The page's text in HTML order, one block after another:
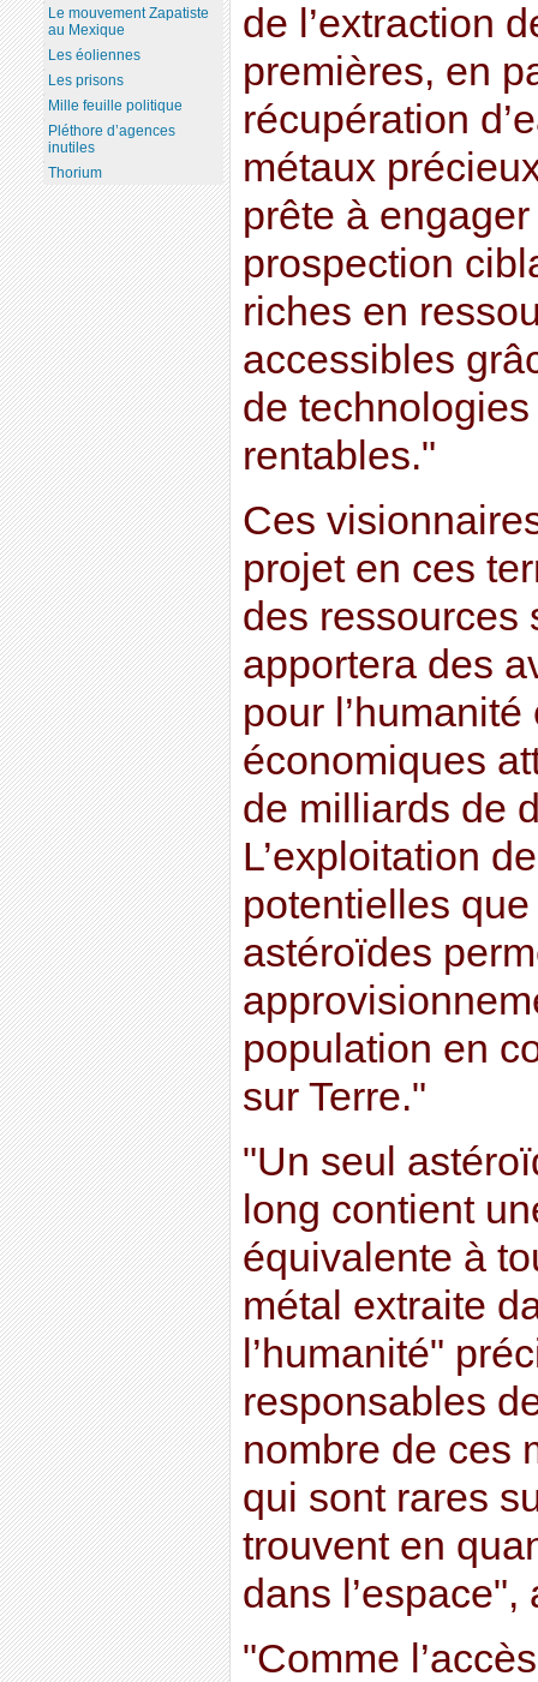
de l’extraction
premières, en
récupération
métaux
prête à
prospection
riches en
accessibles
de technologies
rentables."
Ces
projet en ces
des ressources
apportera des
pour
économiques
de milliards de
L’exploitation
potentielles
astéroïdes
population en
sur Terre."
"Un seul
long contient
équivalente à
métal extraite
l’humanité"
responsables
nombre de ces
qui sont rares
trouvent en
dans l’espace",
"Comme
Le mouvement Zapatiste
au Mexique
Les éoliennes
Les prisons
Mille feuille politique
Pléthore d’agences
inutiles
Thorium